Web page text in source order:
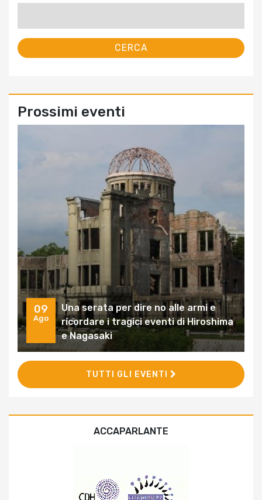
Prossimi eventi
09
Ago
Una serata per dire no alle armi e
ricordare i tragici eventi di Hiroshima
e Nagasaki
TUTTI GLI EVENTI
ACCAPARLANTE